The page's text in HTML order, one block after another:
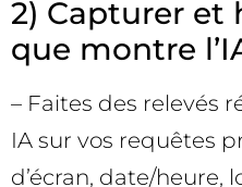
2) Capturer et
que montre
– Faites des relevés
IA sur vos requêtes
d’écran, date/heure,